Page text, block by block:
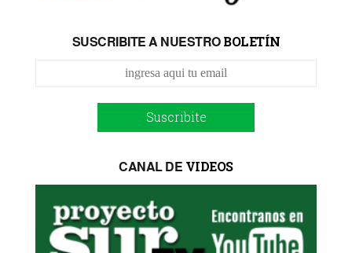
SUSCRIBITE A NUESTROBOLETÍN
Suscribite
CANAL DE VIDEOS